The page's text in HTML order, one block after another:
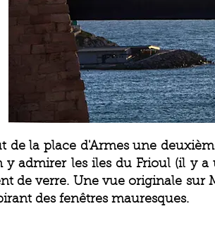
de la place d'Armes une
y admirer les iles du Frioul (il y
de verre. Une vue originale sur
des fenêtres mauresques.